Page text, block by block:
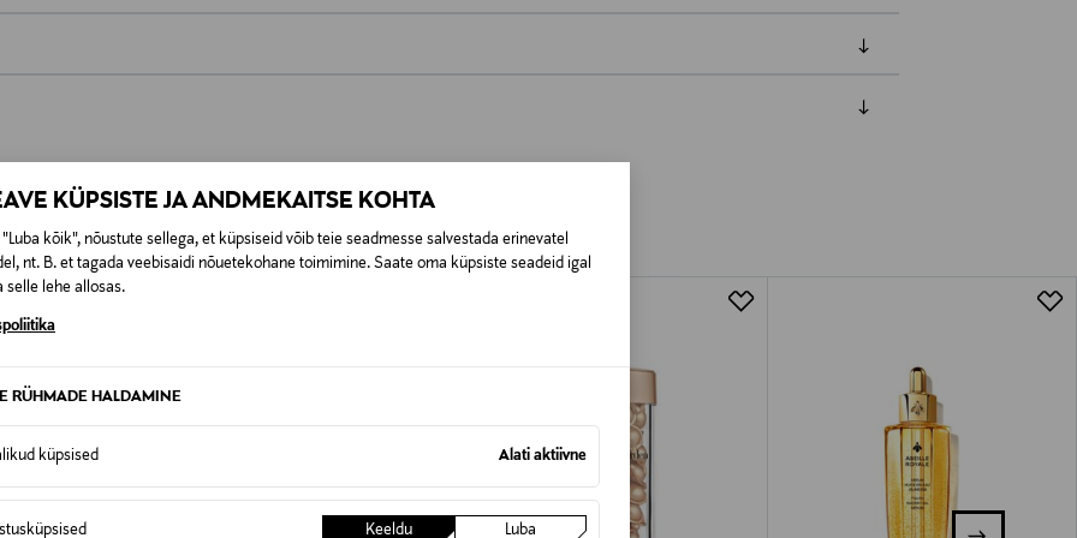
KÜPSISTE JA ANDMEKAITSE KOHTA
"Luba kõik", nõustute sellega, et küpsiseid võib teie seadmesse salvestada erinevatel
nt. B. et tagada veebisaidi nõuetekohane toimimine. Saate oma küpsiste seadeid igal
selle lehe allosas.
RÜHMADE HALDAMINE
küpsised Alati aktiivne
Keeldu Luba
KA